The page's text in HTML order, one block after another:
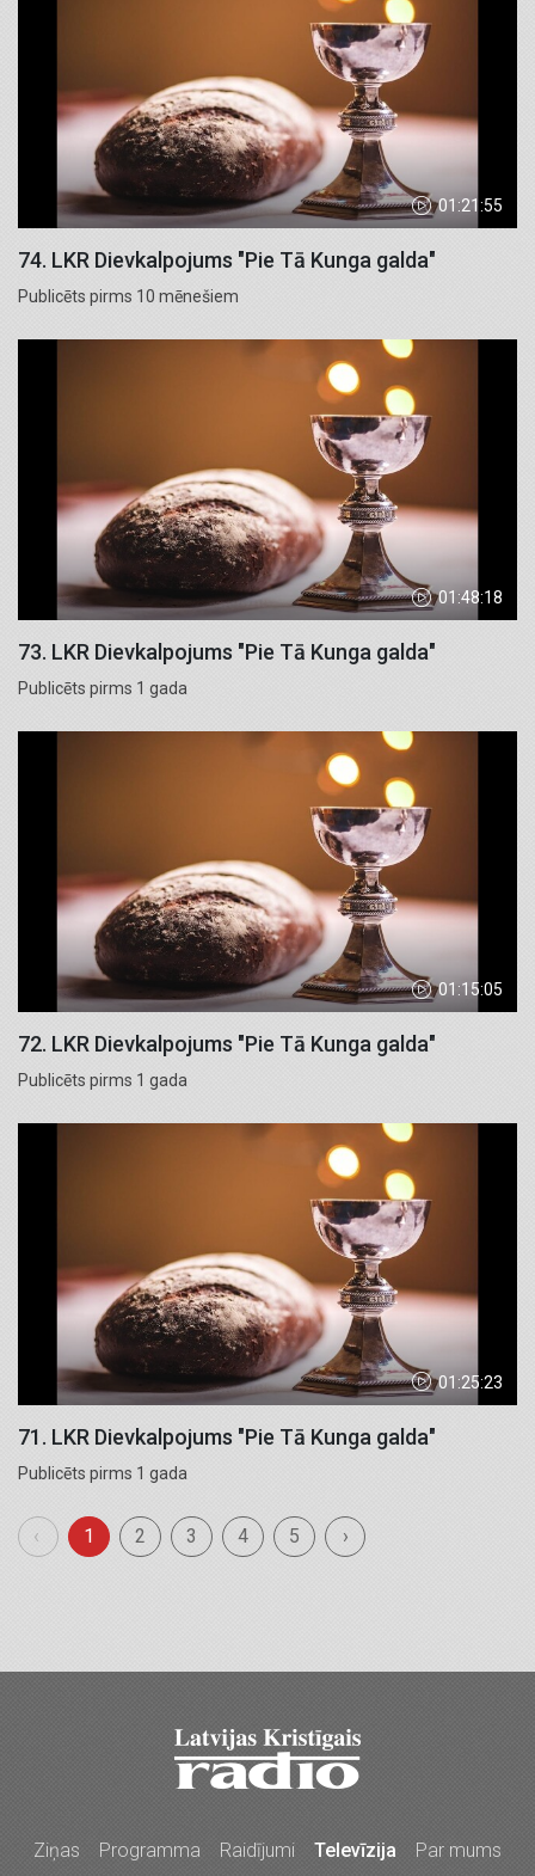
01:21:55
74. LKR Dievkalpojums "Pie Tā Kunga galda"
Publicēts pirms 10 mēnešiem
01:48:18
73. LKR Dievkalpojums "Pie Tā Kunga galda"
Publicēts pirms 1 gada
01:15:05
72. LKR Dievkalpojums "Pie Tā Kunga galda"
Publicēts pirms 1 gada
01:25:23
71. LKR Dievkalpojums "Pie Tā Kunga galda"
Publicēts pirms 1 gada
‹ 1 2 3 4 5 ›
Ziņas Programma Raidījumi Televīzija Par mums